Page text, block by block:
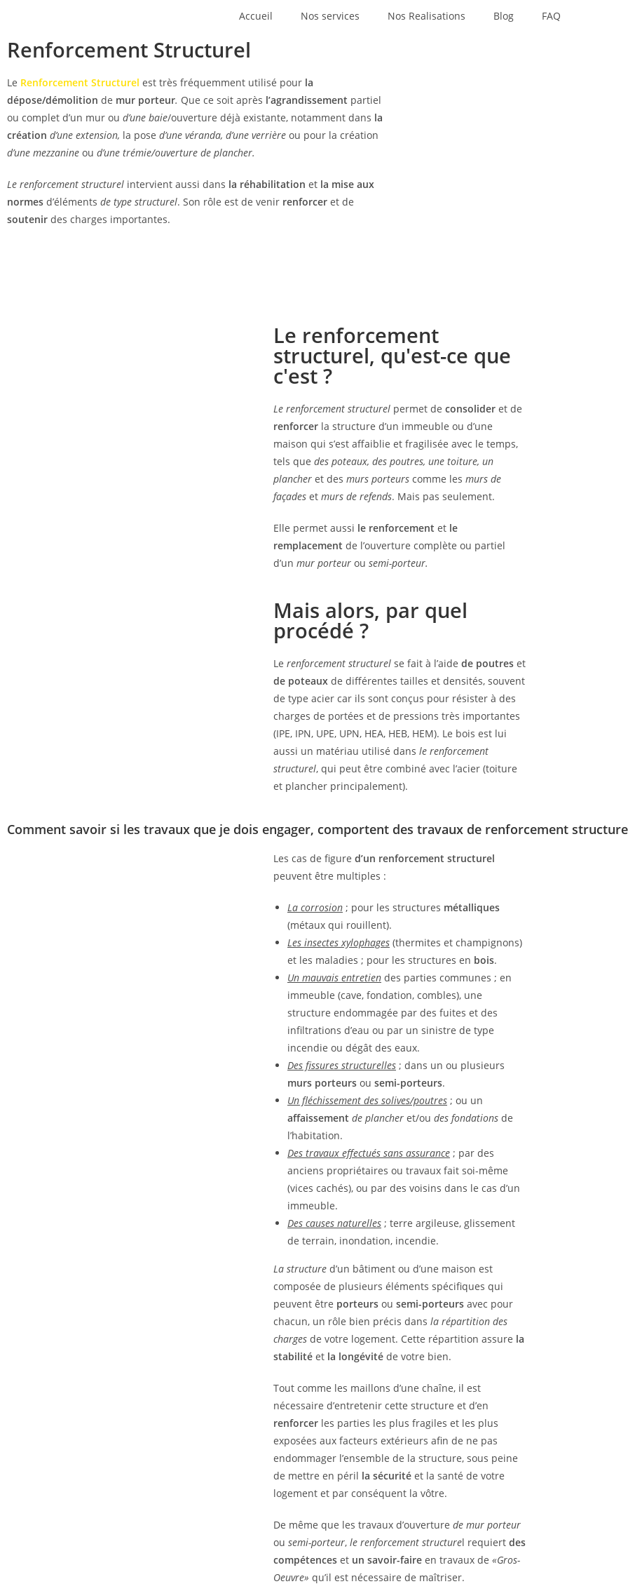
Accueil Nos services Nos Realisations Blog FAQ
Renforcement Structurel
Le Renforcement Structurel est très fréquemment utilisé pour la
dépose/démolition de mur porteur. Que ce soit après l’agrandissement partiel
ou complet d’un mur ou d’une baie/ouverture déjà existante, notamment dans la
création d’une extension, la pose d’une véranda, d’une verrière ou pour la création
d’une mezzanine ou d’une trémie/ouverture de plancher.
Le renforcement structurel intervient aussi dans la réhabilitation et la mise aux
normes d’éléments de type structurel. Son rôle est de venir renforcer et de
soutenir des charges importantes.
Le renforcement
structurel, qu'est-ce que
c'est ?
Le renforcement structurelpermet de consolider et de
renforcerla structure d’un immeuble ou d’une
maison qui s’est affaiblie et fragilisée avec le temps,
tels que des poteaux, des poutres, une toiture, un
plancheret des murs porteurscomme les murs de
façadeset murs de refends. Mais pas seulement.
Elle permet aussi le renforcement et le
remplacement de l’ouverture complète ou partiel
d’un mur porteurou semi-porteur.
Mais alors, par quel
procédé ?
Le renforcement structurelse fait à l’aide de poutreset
de poteauxde différentes tailles et densités, souvent
de type acier car ils sont conçus pour résister à des
charges de portées et de pressions très importantes
(IPE, IPN, UPE, UPN, HEA, HEB, HEM). Le bois est lui
aussi un matériau utilisé dans le renforcement
structurel, qui peut être combiné avec l’acier (toiture
et plancher principalement).
Comment savoir si les travaux que je dois engager, comportent des travaux de renforcement
Les cas de figure d’un renforcement structurel
peuvent être multiples :
La corrosion; pour les structures métalliques
(métaux qui rouillent).
Les insectes xylophages(thermites et champignons)
et les maladies ; pour les structures en bois.
Un mauvais entretiendes parties communes ; en
immeuble (cave, fondation, combles), une
structure endommagée par des fuites et des
infiltrations d’eau ou par un sinistre de type
incendie ou dégât des eaux.
Des fissures structurelles; dans un ou plusieurs
murs porteursou semi-porteurs.
Un fléchissement des solives/poutres; ou un
affaissement de plancheret/ou des fondationsde
l’habitation.
Des travaux effectués sans assurance; par des
anciens propriétaires ou travaux fait soi-même
(vices cachés), ou par des voisins dans le cas d’un
immeuble.
Des causes naturelles; terre argileuse, glissement
de terrain, inondation, incendie.
La structured’un bâtiment ou d’une maison est
composée de plusieurs éléments spécifiques qui
peuvent être porteursou semi-porteursavec pour
chacun, un rôle bien précis dans la répartition des
chargesde votre logement. Cette répartition assure la
stabilitéet la longévitéde votre bien.
Tout comme les maillons d’une chaîne, il est
nécessaire d’entretenir cette structure et d’en
renforcerles parties les plus fragiles et les plus
exposées aux facteurs extérieurs afin de ne pas
endommager l’ensemble de la structure, sous peine
de mettre en péril la sécuritéet la santé de votre
logement et par conséquent la vôtre.
De même que les travaux d’ouverture de mur porteur
ou semi-porteur,le renforcement structurel requiert des
compétences etun savoir-faireen travaux de «Gros-
Oeuvre» qu’il est nécessaire de maîtriser.